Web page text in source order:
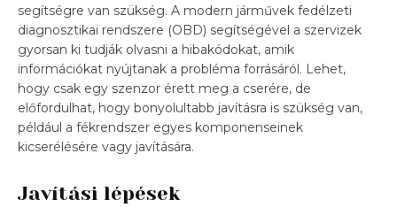
segítségre van szükség. A modern járművek fedélzeti
diagnosztikai rendszere (OBD) segítségével a szervizek
gyorsan ki tudják olvasni a hibakódokat, amik
információkat nyújtanak a probléma forrásáról. Lehet,
hogy csak egy szenzor érett meg a cserére, de
előfordulhat, hogy bonyolultabb javításra is szükség van,
például a fékrendszer egyes komponenseinek
kicserélésére vagy javítására.
Javítási lépések